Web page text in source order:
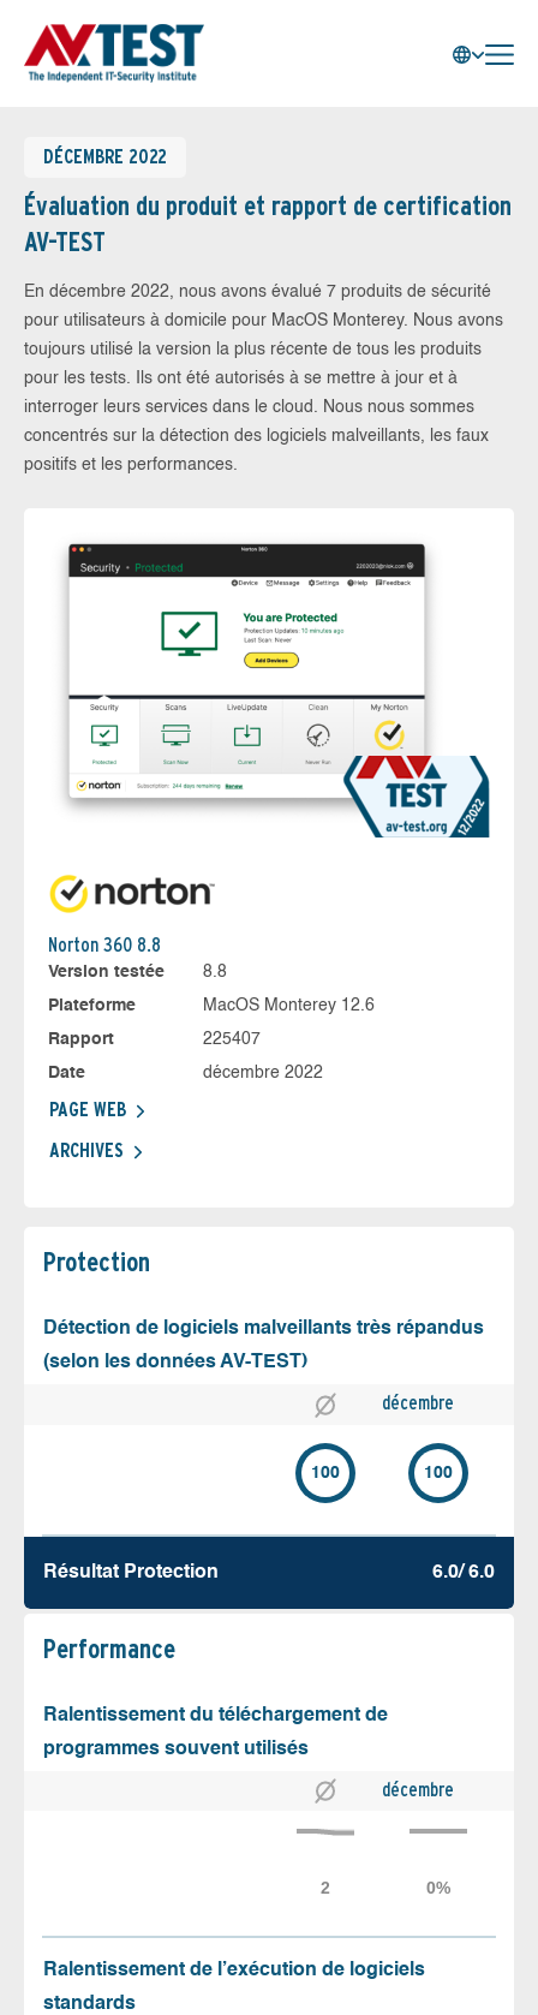
DÉCEMBRE 2022
Évaluation du produit et rapport de certification
AV-TEST
En décembre 2022, nous avons évalué 7 produits de sécurité
pour utilisateurs à domicile pour MacOS Monterey. Nous avons
toujours utilisé la version la plus récente de tous les produits
pour les tests. Ils ont été autorisés à se mettre à jour et à
interroger leurs services dans le cloud. Nous nous sommes
concentrés sur la détection des logiciels malveillants, les faux
positifs et les performances.
Norton 360 8.8
Version testée
8.8
Plateforme
MacOS Monterey 12.6
Rapport
225407
Date
décembre 2022
PAGE WEB
ARCHIVES
Protection
Détection de logiciels malveillants très répandus
(selon les données AV-TEST)
décembre
100 100
Résultat Protection 6.0/ 6.0
Performance
Ralentissement du téléchargement de
programmes souvent utilisés
décembre
Ralentissement de l’exécution de logiciels
standards